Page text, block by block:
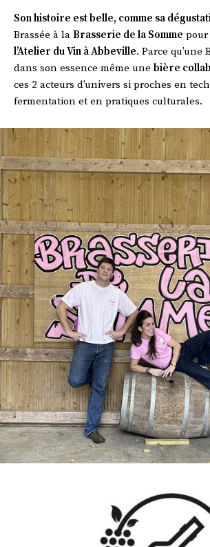
Son histoire est belle, comme sa
Brassée à la Brasserie de la Somme pour
l’Atelier du Vin à Abbeville. Parce qu’une
dans son essence même une bière
ces 2 acteurs d’univers si proches en
fermentation et en pratiques culturales.